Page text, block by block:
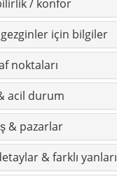
/ konfor
için bilgiler
noktaları
acil durum
& pazarlar
& farklı yanları